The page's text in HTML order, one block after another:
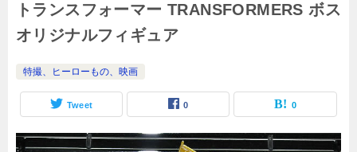
トランスフォーマー TRANSFORMERS ボス
オリジナルフィギュア
特撮、ヒーローもの、映画
Tweet 0 0